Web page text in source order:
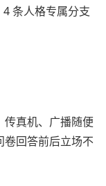
条人格专属分支
传真机、广播随便
卷回答前后立场不